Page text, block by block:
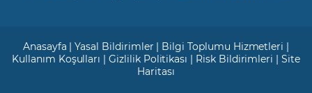
Anasayfa |Yasal Bildirimler | Bilgi Toplumu Hizmetleri |
Kullanım Koşulları |Gizlilik Politikası | Risk Bildirimleri |Site
Haritası